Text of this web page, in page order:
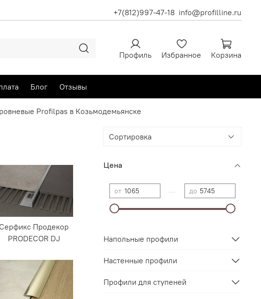
+7(812)997-47-18 info@profilline.ru
Профиль Избранное Корзина
Блог Отзывы
Profilpas в Козьмодемьянске
Серфикс Продекор
PRODECOR DJ
Цена
от до
Напольные профили
Настенные профили
Профили для ступеней